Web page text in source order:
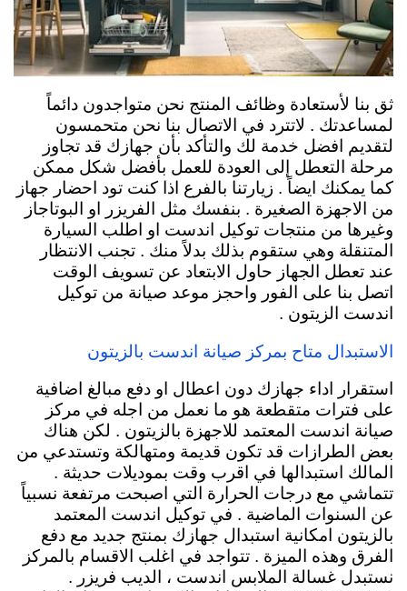
ثق بنا لأستعادة وظائف المنتج نحن متواجدون دائماً
لمساعدتك . لاتترد في الاتصال بنا نحن متحمسون
لتقديم افضل خدمة لك والتأكد بأن جهازك قد تجاوز
مرحلة التعطل إلى العودة للعمل بأفضل شكل ممكن
كما يمكنك ايضاً . زيارتنا بالفرع اذا كنت تود احضار جهاز
من الاجهزة الصغيرة . بنفسك مثل الفريزر او البوتاجاز
وغيرها من منتجات توكيل اندست او اطلب السيارة
المتنقلة وهي ستقوم بذلك بدلاً منك . تجنب الانتظار
عند تعطل الجهاز حاول الابتعاد عن تسويف الوقت
اتصل بنا على الفور واحجز موعد صيانة من توكيل
اندست الزيتون .
الاستبدال متاح بمركز صيانة اندست بالزيتون
استقرار اداء جهازك دون اعطال او دفع مبالغ اضافية
على فترات متقطعة هو ما نعمل من اجله في مركز
صيانة اندست المعتمد للاجهزة بالزيتون . لكن هناك
بعض الطرازات قد تكون قديمة ومتهالكة وتستدعي من
المالك استبدالها في اقرب وقت بموديلات حديثة .
تتماشي مع درجات الحرارة التي اصبحت مرتفعة نسبياً
عن السنوات الماضية . في توكيل اندست المعتمد
بالزيتون امكانية استبدال جهازك بمنتج جديد مع دفع
الفرق وهذه الميزة . تتواجد في اغلب الاقسام بالمركز
نستبدل غسالة الملابس اندست ، الديب فريزر .